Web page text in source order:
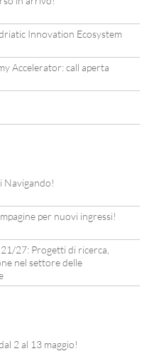
Innovation Ecosystem
Accelerator: call aperta
Navigando!
per nuovi ingressi!
27: Progetti di ricerca,
nel settore delle
2 al 13 maggio!